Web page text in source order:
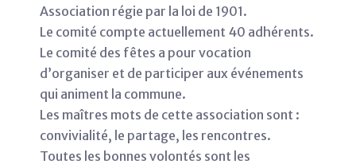
Association régie par la loi de 1901.
Le comité compte actuellement 40 adhérents.
Le comité des fêtes a pour vocation
d’organiser et de participer aux événements
qui animent la commune.
Les maîtres mots de cette association sont :
convivialité, le partage, les rencontres.
Toutes les bonnes volontés sont les